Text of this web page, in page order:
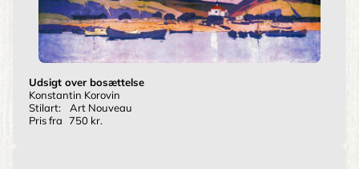
Udsigt over bosættelse
Konstantin Korovin
Stilart:
Art Nouveau
Pris fra 750 kr.